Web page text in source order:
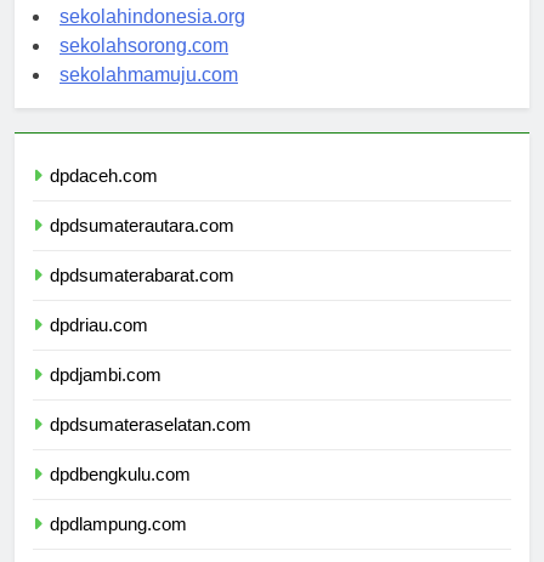
sekolahindonesia.org
sekolahsorong.com
sekolahmamuju.com
dpdaceh.com
dpdsumaterautara.com
dpdsumaterabarat.com
dpdriau.com
dpdjambi.com
dpdsumateraselatan.com
dpdbengkulu.com
dpdlampung.com